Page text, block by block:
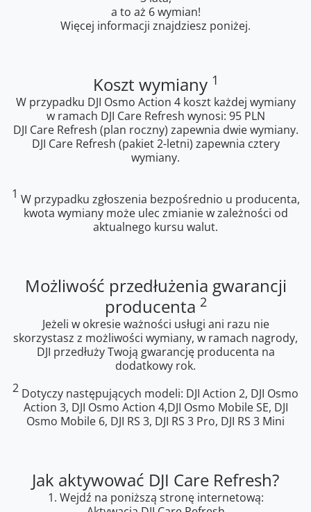
a to aż 6 wymian!
Więcej informacji znajdziesz poniżej.
Koszt wymiany 1
W przypadku DJI Osmo Action 4 koszt każdej wymiany
w ramach DJI Care Refresh wynosi: 95 PLN
DJI Care Refresh (plan roczny) zapewnia dwie wymiany.
DJI Care Refresh (pakiet 2-letni) zapewnia cztery
wymiany.
1 W przypadku zgłoszenia bezpośrednio u producenta,
kwota wymiany może ulec zmianie w zależności od
aktualnego kursu walut.
Możliwość przedłużenia gwarancji
producenta 2
Jeżeli w okresie ważności usługi ani razu nie
skorzystasz z możliwości wymiany, w ramach nagrody,
DJI przedłuży Twoją gwarancję producenta na
dodatkowy rok.
2 Dotyczy następujących modeli: DJI Action 2, DJI Osmo
Action 3, DJI Osmo Action 4,DJI Osmo Mobile SE, DJI
Osmo Mobile 6, DJI RS 3, DJI RS 3 Pro, DJI RS 3 Mini
Jak aktywować DJI Care Refresh?
1. Wejdź na poniższą stronę internetową: